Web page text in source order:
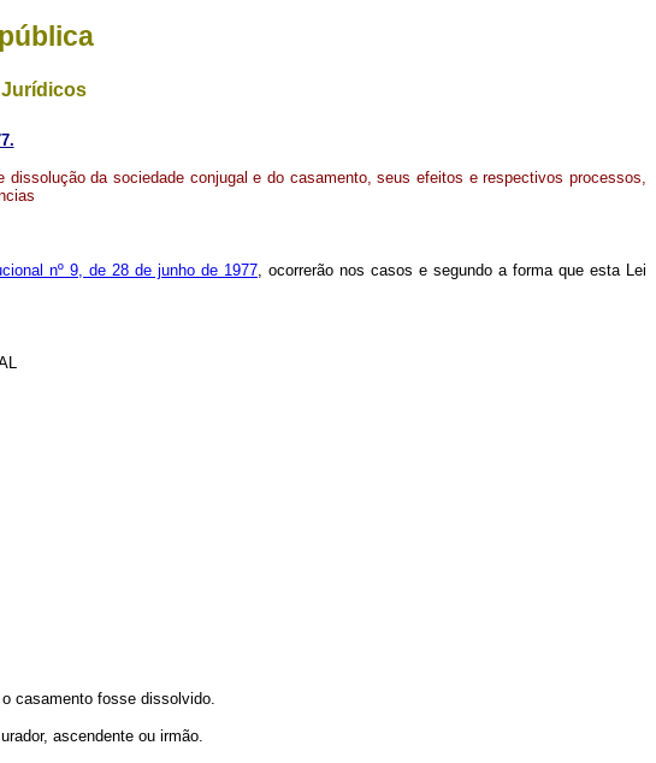
dissolução da sociedade conjugal e do casamento, seus efeitos e respectivos processos,
nº 9, de 28 de junho de 1977, ocorrerão nos casos e segundo a forma que esta Lei
casamento fosse dissolvido.
ascendente ou irmão.